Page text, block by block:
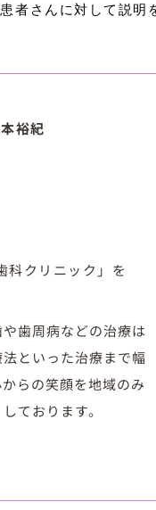
者さんに対して説明
裕紀
科クリニック」を
歯周病などの治療は
といった治療まで幅
らの笑顔を地域のみ
ております。